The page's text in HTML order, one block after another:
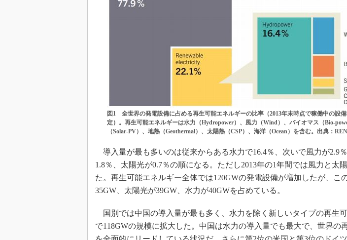
図1 全世界の発電設備に占める再生可能エネルギーの比率（2013年末時点で稼働中の設
定）。再生可能エネルギーは水力（Hydropower）、風力（Wind）、バイオマス（Bio-
（Solar-PV）、地熱（Geothermal）、太陽熱（CSP）、海洋（Ocean）を含む。出典：
導入量が最も多いのは従来からある水力で16.4％、次いで風力が2.9
1.8％、太陽光が0.7％の順になる。ただし2013年の1年間では風力と太
た。再生可能エネルギー全体では120GWの発電設備が増加したが、こ
35GW、太陽光が39GW、水力が40GWを占めている。
国別では中国の導入量が最も多く、水力を除く新しいタイプの再生
で118GWの規模に拡大した。中国は水力の導入量でも最大で、世界の